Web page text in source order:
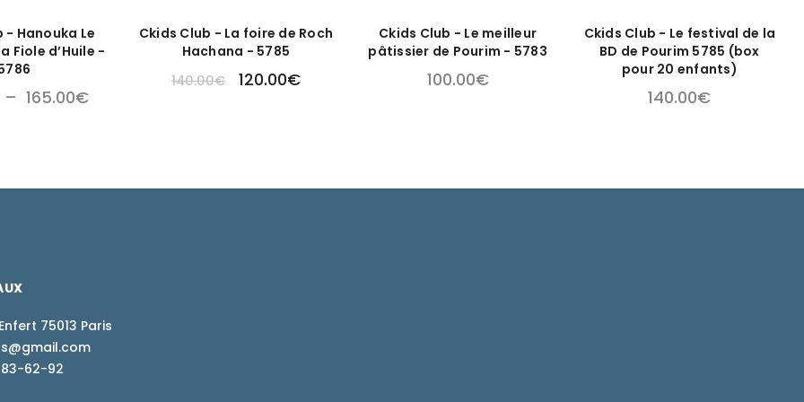
- Hanouka Le
Fiole d’Huile -
– 165.00€
Ckids Club - La foire de Roch
Hachana - 5785
140.00€ 120.00€
Ckids Club - Le meilleur
pâtissier de Pourim - 5783
100.00€
Ckids Club - Le festival de la
BD de Pourim 5785 (box
pour 20 enfants)
140.00€
75013 Paris
62-92